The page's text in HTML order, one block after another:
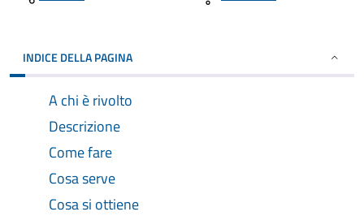
INDICE DELLA PAGINA
A chi è rivolto
Descrizione
Come fare
Cosa serve
Cosa si ottiene